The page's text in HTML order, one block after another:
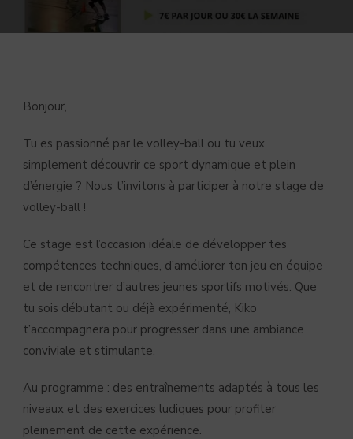
Bonjour,
Tu es passionné par le volley-ball ou tu veux
simplement découvrir ce sport dynamique et plein
d’énergie ? Nous t’invitons à participer à notre stage de
volley-ball !
Ce stage est l’occasion idéale de développer tes
compétences techniques, d’améliorer ton jeu en équipe
et de rencontrer d’autres jeunes sportifs motivés. Que
tu sois débutant ou déjà expérimenté, Kiko
t’accompagnera pour progresser dans une ambiance
conviviale et stimulante.
Au programme : des entraînements adaptés à tous les
niveaux et des exercices ludiques pour profiter
pleinement de cette expérience.